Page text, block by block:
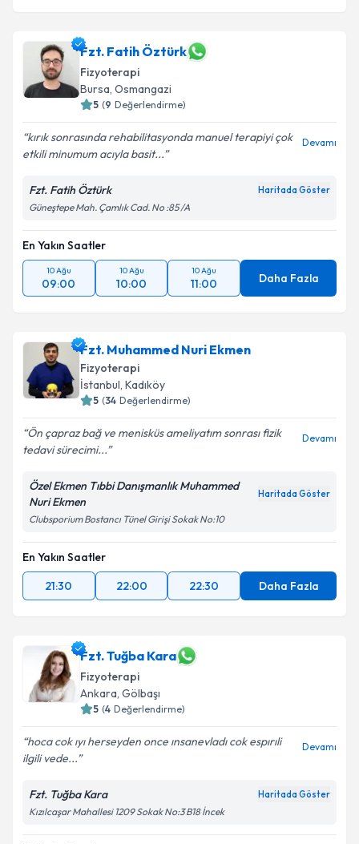
Fzt. Fatih Öztürk
Fizyoterapi
Bursa, Osmangazi
5 (9 Değerlendirme)
kırık sonrasında rehabilitasyonda manuel terapiyi çok
etkili minumum acıyla basit...
Devamı
Fzt. Fatih Öztürk Haritada Göster
Güneştepe Mah. Çamlık Cad. No :85 /A
En Yakın Saatler
10 Ağu
09:00
10 Ağu
10:00
10 Ağu
11:00 Daha Fazla
Fzt. Muhammed Nuri Ekmen
Fizyoterapi
İstanbul, Kadıköy
5 (34 Değerlendirme)
Ön çapraz bağ ve menisküs ameliyatım sonrası fizik
tedavi sürecimi...
Devamı
Özel Ekmen Tıbbi Danışmanlık Muhammed
Nuri Ekmen
Haritada Göster
Clubsporium Bostancı Tünel Girişi Sokak No:10
En Yakın Saatler
21:30
22:00 22:30 Daha Fazla
Fzt. Tuğba Kara
Fizyoterapi
Ankara, Gölbaşı
5 (4 Değerlendirme)
hoca cok ıyı herseyden once ınsanevladı cok espırıli
ilgili vede...
Devamı
Fzt. Tuğba Kara Haritada Göster
Kızılcaşar Mahallesi 1209 Sokak No:3 B18 İncek